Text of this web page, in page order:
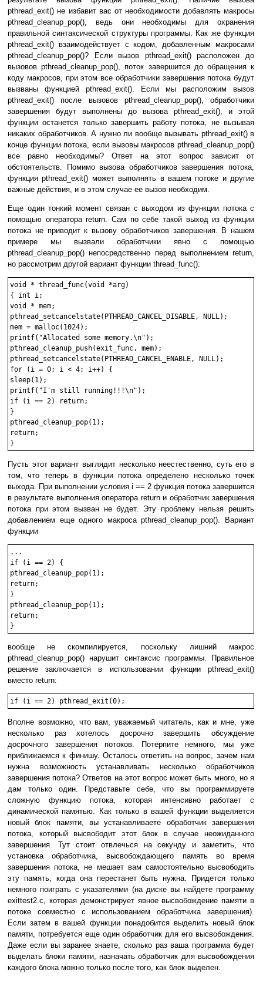
pthread_exit() не избавит вас от необходимости добавлять макросы
pthread_cleanup_pop(), ведь они необходимы для охранения
правильной синтаксической структуры программы. Как же функция
pthread_exit() взаимодействует с кодом, добавленным макросами
pthread_cleanup_pop()? Если вызов pthread_exit() расположен до
вызовов pthread_cleanup_pop(), поток завершится до обращения к
коду макросов, при этом все обработчики завершения потока будут
вызваны функцией pthread_exit(). Если мы расположим вызов
pthread_exit() после вызовов pthread_cleanup_pop(), обработчики
завершения будут выполнены до вызова pthread_exit(), и этой
функции останется только завершить работу потока, не вызывая
никаких обработчиков. А нужно ли вообще вызывать pthread_exit() в
конце функции потока, если вызовы макросов pthread_cleanup_pop()
все равно необходимы? Ответ на этот вопрос зависит от
обстоятельств. Помимо вызова обработчиков завершения потока,
функция pthread_exit() может выполнять в вашем потоке и другие
важные действия, и в этом случае ее вызов необходим.
Еще один тонкий момент связан с выходом из функции потока с
помощью оператора return. Сам по себе такой выход из функции
потока не приводит к вызову обработчиков завершения. В нашем
примере мы вызвали обработчики явно с помощью
pthread_cleanup_pop() непосредственно перед выполнением return,
но рассмотрим другой вариант функции thread_func():
void * thread_func(void *arg)
{ int i;
void * mem;
pthread_setcancelstate(PTHREAD_CANCEL_DISABLE, NULL);
mem = malloc(1024);
printf("Allocated some memory.\n");
pthread_cleanup_push(exit_func, mem);
pthread_setcancelstate(PTHREAD_CANCEL_ENABLE, NULL);
for (i = 0; i < 4; i++) {
sleep(1);
printf("I'm still running!!!\n");
if (i == 2) return;
}
pthread_cleanup_pop(1);
return;
Пусть этот вариант выглядит несколько неестественно, суть его в
том, что теперь в функции потока определено несколько точек
выхода. При выполнении условия i == 2 функция потока завершится
в результате выполнения оператора return и обработчик завершения
потока при этом вызван не будет. Эту проблему нельзя решить
добавлением еще одного макроса pthread_cleanup_pop(). Вариант
функции
...
if (i == 2) {
pthread_cleanup_pop(1);
return;
}
pthread_cleanup_pop(1);
return;
вообще не скомпилируется, поскольку лишний макрос
pthread_cleanup_pop() нарушит синтаксис программы. Правильное
решение заключается в использовании функции pthread_exit()
вместо return:
if (i == 2) pthread_exit(0);
Вполне возможно, что вам, уважаемый читатель, как и мне, уже
несколько раз хотелось досрочно завершить обсуждение
досрочного завершения потоков. Потерпите немного, мы уже
приближаемся к финишу. Осталось ответить на вопрос, зачем нам
нужна возможность устанавливать несколько обработчиков
завершения потока? Ответов на этот вопрос может быть много, но я
дам только один. Представьте себе, что вы программируете
сложную функцию потока, которая интенсивно работает с
динамической памятью. Как только в вашей функции выделяется
новый блок памяти, вы устанавливаете обработчик завершения
потока, который высвободит этот блок в случае неожиданного
завершения. Тут стоит отвлечься на секунду и заметить, что
установка обработчика, высвобождающего память во время
завершения потока, не мешает вам самостоятельно высвободить
эту память, когда она перестанет быть нужна. Придется только
немного поиграть с указателями (на диске вы найдете программу
exittest2.c, которая демонстрирует явное высвобождение памяти в
потоке совместно c использованием обработчика завершения).
Если затем в вашей функции понадобится выделить новый блок
памяти, потребуется еще один обработчик для его высвобождения.
Даже если вы заранее знаете, сколько раз ваша программа будет
выделать блоки памяти, назначать обработчик для высвобождения
каждого блока можно только после того, как блок выделен.